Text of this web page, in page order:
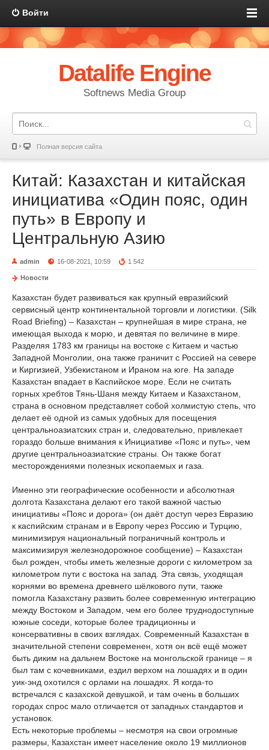
Войти
Datalife Engine
Softnews Media Group
Полная версия сайта
Китай: Казахстан и китайская
инициатива «Один пояс, один
путь» в Европу и
Центральную Азию
admin 16-08-2021, 10:59 1 542
Новости
Казахстан будет развиваться как крупный евразийский
сервисный центр континентальной торговли и логистики. (Silk
Road Briefing) – Казахстан – крупнейшая в мире страна, не
имеющая выхода к морю, и девятая по величине в мире.
Разделяя 1783 км границы на востоке с Китаем и частью
Западной Монголии, она также граничит с Россией на севере
и Киргизией, Узбекистаном и Ираном на юге. На западе
Казахстан впадает в Каспийское море. Если не считать
горных хребтов Тянь-Шаня между Китаем и Казахстаном,
страна в основном представляет собой холмистую степь, что
делает её одной из самых удобных для посещения
центральноазиатских стран и, следовательно, привлекает
гораздо больше внимания к Инициативе «Пояс и путь», чем
другие центральноазиатские страны. Он также богат
месторождениями полезных ископаемых и газа.
Именно эти географические особенности и абсолютная
долгота Казахстана делают его такой важной частью
инициативы «Пояс и дорога» (он даёт доступ через Евразию
к каспийским странам и в Европу через Россию и Турцию,
минимизируя национальный пограничный контроль и
максимизируя железнодорожное сообщение) – Казахстан
был рожден, чтобы иметь железные дороги с километром за
километром пути с востока на запад. Эта связь, уходящая
корнями во времена древнего шёлкового пути, также
помогла Казахстану развить более современную интеграцию
между Востоком и Западом, чем его более труднодоступные
южные соседи, которые более традиционны и
консервативны в своих взглядах. Современный Казахстан в
значительной степени современен, хотя он всё ещё может
быть диким на дальнем Востоке на монгольской границе – я
был там с кочевниками, ездил верхом на лошадях и в один
уик-энд охотился с орлами на лошадях. Я когда-то
встречался с казахской девушкой, и там очень в больших
городах спрос мало отличается от западных стандартов и
установок.
Есть некоторые проблемы – несмотря на свои огромные
размеры, Казахстан имеет население около 19 миллионов